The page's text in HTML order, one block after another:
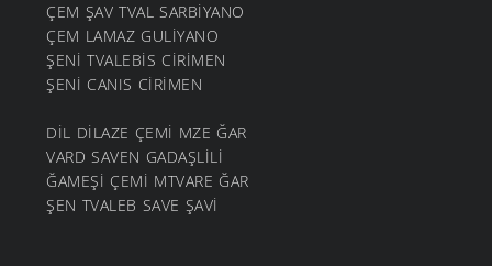
ÇEM ŞAV TVAL SARBİYANO
ÇEM LAMAZ GULİYANO
ŞENİ TVALEBİS CİRİMEN
ŞENİ CANIS CİRİMEN
DİL DİLAZE ÇEMİ MZE ĞAR
VARD SAVEN GADAŞLİLİ
ĞAMEŞİ ÇEMİ MTVARE ĞAR
ŞEN TVALEB SAVE ŞAVİ